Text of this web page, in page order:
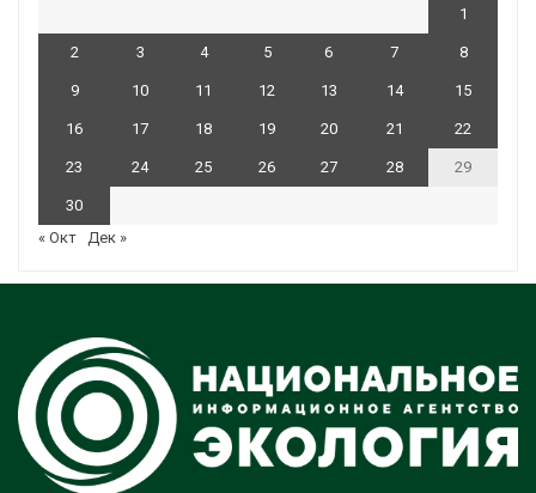
1
2 3 4 5 6 7 8
9 10 11 12 13 14 15
16 17 18 19 20 21 22
23 24 25 26 27 28 29
30
« Окт
Дек »